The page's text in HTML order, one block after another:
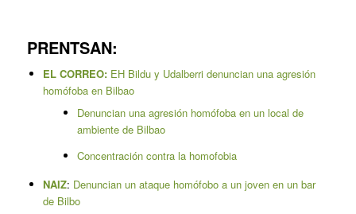
PRENTSAN:
EL CORREO: EH Bildu y Udalberri denuncian una agresión
homófoba en Bilbao
Denuncian una agresión homófoba en un local de
ambiente de Bilbao
Concentración contra la homofobia
NAIZ: Denuncian un ataque homófobo a un joven en un bar
de Bilbo